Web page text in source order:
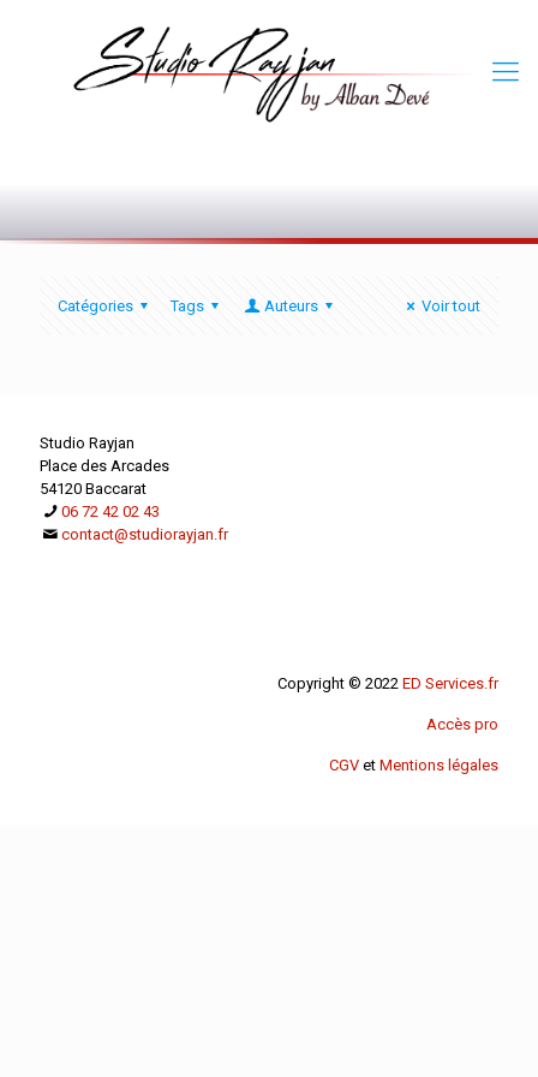
Catégories Tags Auteurs Voir tout
Studio Rayjan
Place des Arcades
54120 Baccarat
06 72 42 02 43
contact@studiorayjan.fr
Copyright © 2022 ED Services.fr
Accès pro
CGV et Mentions légales